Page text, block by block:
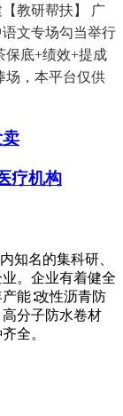
教研帮扶】 广
文专场勾当举行
保底+绩效+提成
场，本平台仅供
疗机构
知名的集科研、
。企业有着健全
能∶改性沥青防
分子防水卷材
全。